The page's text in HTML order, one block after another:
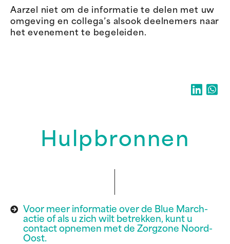
Aarzel niet om de informatie te delen met uw
omgeving en collega’s alsook deelnemers naar
het evenement te begeleiden.
Hulpbronnen
Voor meer informatie over de Blue March-
actie of als u zich wilt betrekken, kunt u
contact opnemen met de Zorgzone Noord-
Oost.